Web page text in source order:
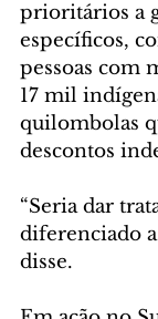
prioritários a
específicos,
pessoas com
17 mil
quilombolas
descontos
“Seria dar
diferenciado a
disse.